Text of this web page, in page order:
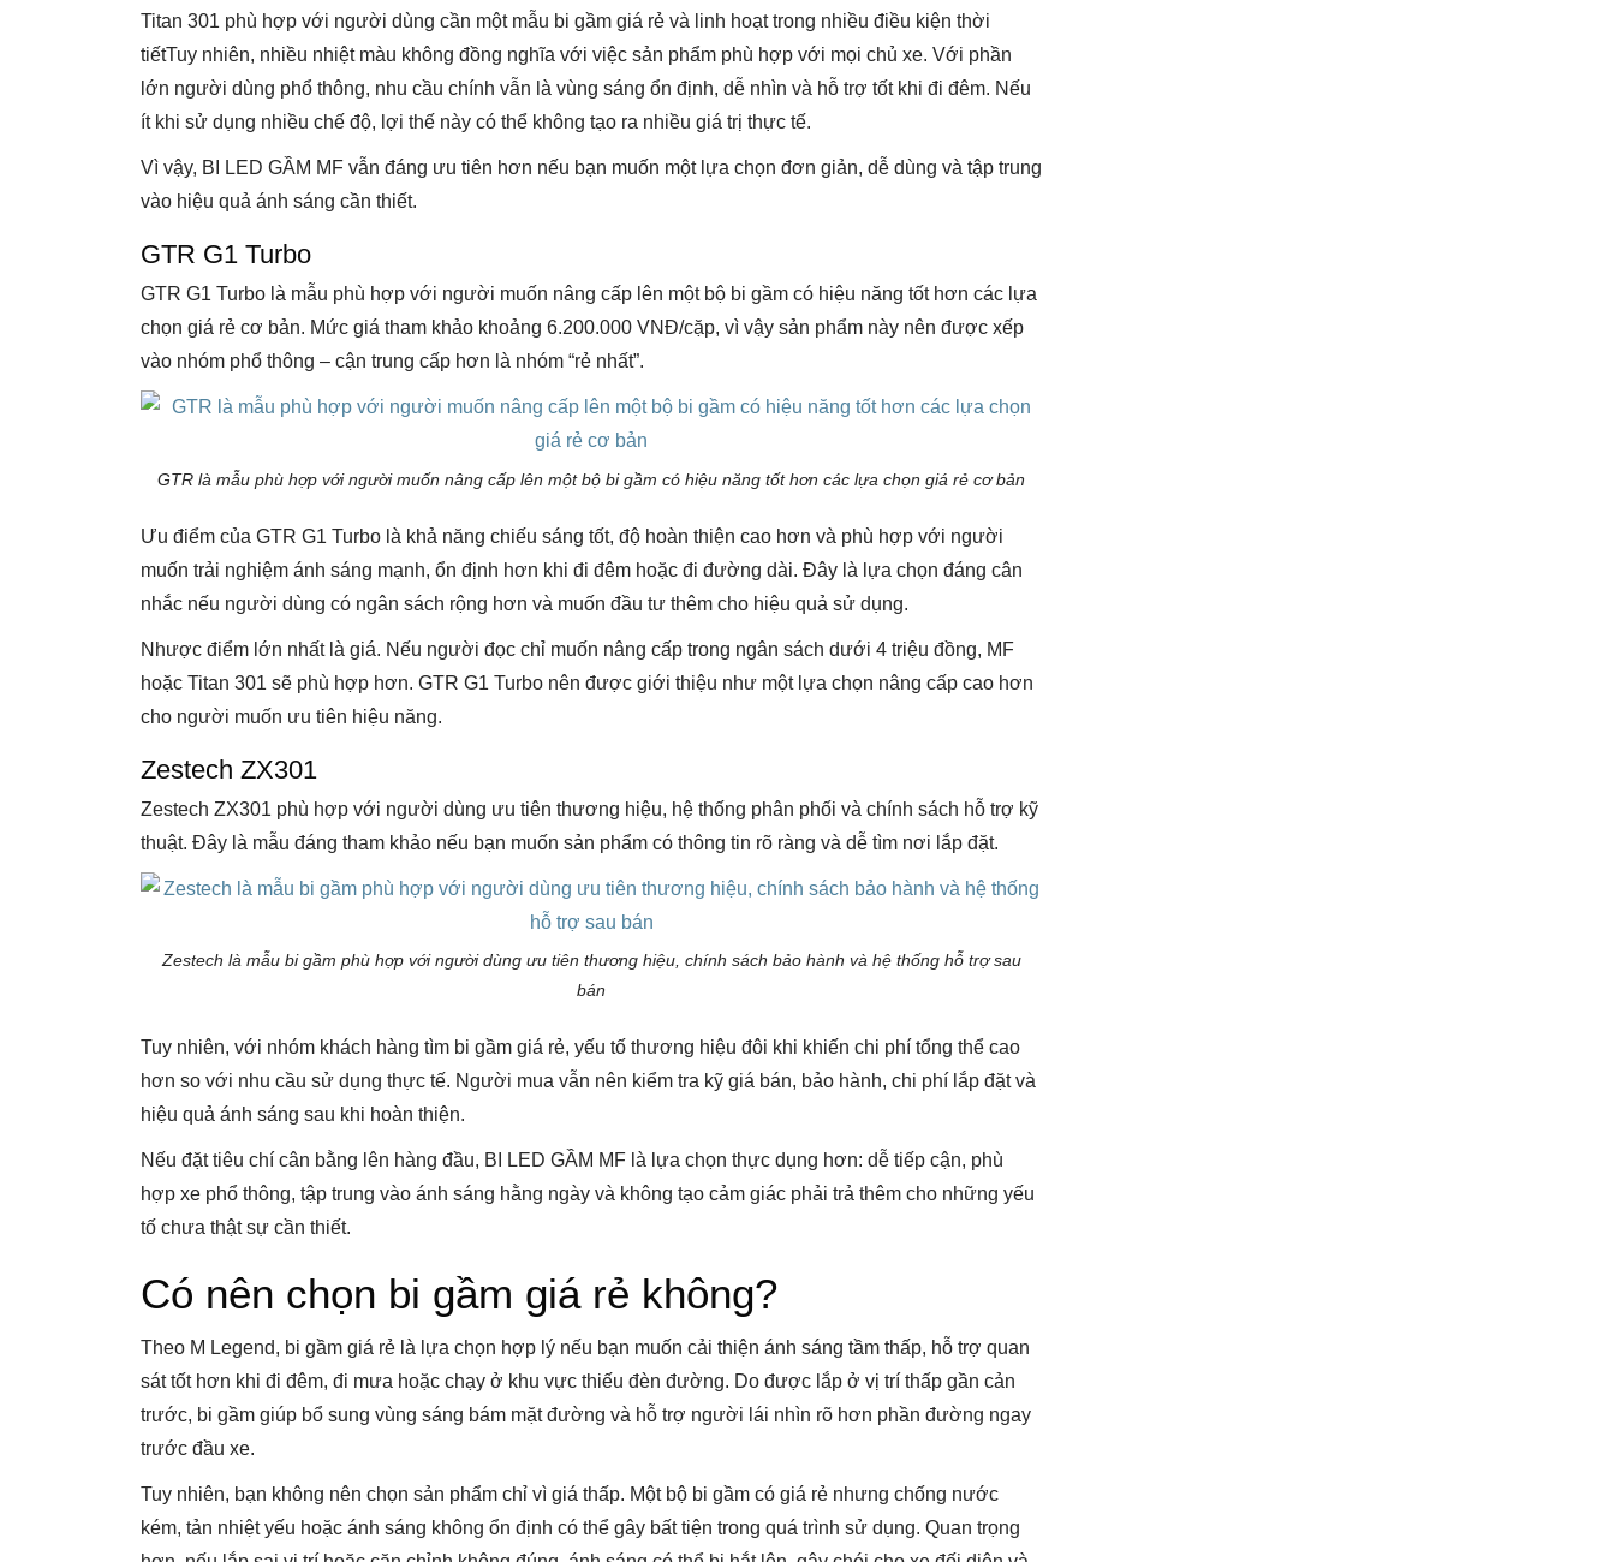
Titan 301 phù hợp với người dùng cần một mẫu bi gầm giá rẻ và linh hoạt trong nhiều điều kiện thời
tiếtTuy nhiên, nhiều nhiệt màu không đồng nghĩa với việc sản phẩm phù hợp với mọi chủ xe. Với phần
lớn người dùng phổ thông, nhu cầu chính vẫn là vùng sáng ổn định, dễ nhìn và hỗ trợ tốt khi đi đêm. Nếu
ít khi sử dụng nhiều chế độ, lợi thế này có thể không tạo ra nhiều giá trị thực tế.
Vì vậy, BI LED GẦM MF vẫn đáng ưu tiên hơn nếu bạn muốn một lựa chọn đơn giản, dễ dùng và tập trung
vào hiệu quả ánh sáng cần thiết.
GTR G1 Turbo
GTR G1 Turbo là mẫu phù hợp với người muốn nâng cấp lên một bộ bi gầm có hiệu năng tốt hơn các lựa
chọn giá rẻ cơ bản. Mức giá tham khảo khoảng 6.200.000 VNĐ/cặp, vì vậy sản phẩm này nên được xếp
vào nhóm phổ thông – cận trung cấp hơn là nhóm “rẻ nhất”.
GTR là mẫu phù hợp với người muốn nâng cấp lên một bộ bi gầm có hiệu năng tốt hơn các lựa chọn giá rẻ cơ bản
Ưu điểm của GTR G1 Turbo là khả năng chiếu sáng tốt, độ hoàn thiện cao hơn và phù hợp với người
muốn trải nghiệm ánh sáng mạnh, ổn định hơn khi đi đêm hoặc đi đường dài. Đây là lựa chọn đáng cân
nhắc nếu người dùng có ngân sách rộng hơn và muốn đầu tư thêm cho hiệu quả sử dụng.
Nhược điểm lớn nhất là giá. Nếu người đọc chỉ muốn nâng cấp trong ngân sách dưới 4 triệu đồng, MF
hoặc Titan 301 sẽ phù hợp hơn. GTR G1 Turbo nên được giới thiệu như một lựa chọn nâng cấp cao hơn
cho người muốn ưu tiên hiệu năng.
Zestech ZX301
Zestech ZX301 phù hợp với người dùng ưu tiên thương hiệu, hệ thống phân phối và chính sách hỗ trợ kỹ
thuật. Đây là mẫu đáng tham khảo nếu bạn muốn sản phẩm có thông tin rõ ràng và dễ tìm nơi lắp đặt.
Zestech là mẫu bi gầm phù hợp với người dùng ưu tiên thương hiệu, chính sách bảo hành và hệ thống hỗ trợ sau
bán
Tuy nhiên, với nhóm khách hàng tìm bi gầm giá rẻ, yếu tố thương hiệu đôi khi khiến chi phí tổng thể cao
hơn so với nhu cầu sử dụng thực tế. Người mua vẫn nên kiểm tra kỹ giá bán, bảo hành, chi phí lắp đặt và
hiệu quả ánh sáng sau khi hoàn thiện.
Nếu đặt tiêu chí cân bằng lên hàng đầu, BI LED GẦM MF là lựa chọn thực dụng hơn: dễ tiếp cận, phù
hợp xe phổ thông, tập trung vào ánh sáng hằng ngày và không tạo cảm giác phải trả thêm cho những yếu
tố chưa thật sự cần thiết.
Có nên chọn bi gầm giá rẻ không?
Theo M Legend, bi gầm giá rẻ là lựa chọn hợp lý nếu bạn muốn cải thiện ánh sáng tầm thấp, hỗ trợ quan
sát tốt hơn khi đi đêm, đi mưa hoặc chạy ở khu vực thiếu đèn đường. Do được lắp ở vị trí thấp gần cản
trước, bi gầm giúp bổ sung vùng sáng bám mặt đường và hỗ trợ người lái nhìn rõ hơn phần đường ngay
trước đầu xe.
Tuy nhiên, bạn không nên chọn sản phẩm chỉ vì giá thấp. Một bộ bi gầm có giá rẻ nhưng chống nước
kém, tản nhiệt yếu hoặc ánh sáng không ổn định có thể gây bất tiện trong quá trình sử dụng. Quan trọng